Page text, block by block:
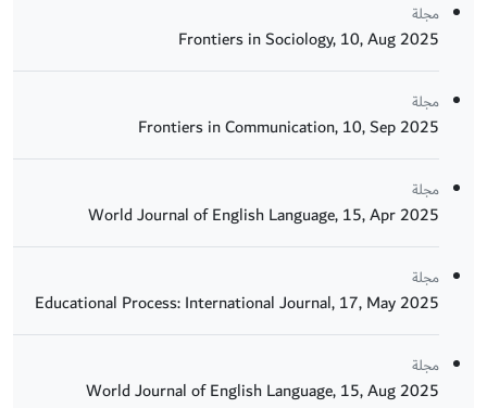
مجلة
Frontiers in Sociology, 10, Aug 2025
مجلة
Frontiers in Communication, 10, Sep 2025
مجلة
World Journal of English Language, 15, Apr 2025
مجلة
Educational Process: International Journal, 17, May 2025
مجلة
World Journal of English Language, 15, Aug 2025